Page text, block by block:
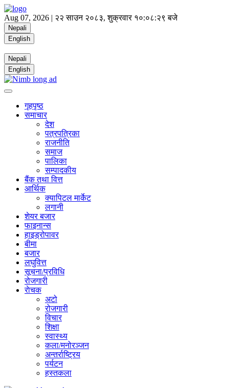
Aug 07, 2026 | २२ साउन २०८३, शुक्रवार १०:०८:२९ बजे
Nepali
English
Nepali
English
गृहपृष्ठ
समाचार
देश
पत्रपत्रिका
राजनीति
समाज
पालिका
सम्पादकीय
बैंक तथा वित्त
आर्थिक
क्यापिटल मार्केट
लगानी
शेयर बजार
फाइनान्स
हाइड्रोपावर
बीमा
बजार
लघुवित्त
सूचना/प्रविधि
रोजगारी
राेचक
अटो
रोजगारी
विचार
शिक्षा
स्वास्थ्य
कला/मनोरञ्जन
अन्तर्राष्ट्रिय
पर्यटन
हस्तकला